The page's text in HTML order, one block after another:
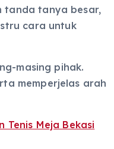
tanda tanya besar,
cara untuk
masing pihak.
memperjelas arah
Tenis Meja Bekasi